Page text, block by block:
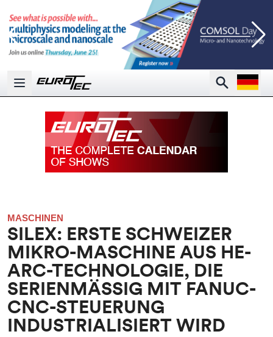
Open main menu
Search
Open
MASCHINEN
SILEX: ERSTE SCHWEIZER
MIKRO-MASCHINE AUS HE-
ARC-TECHNOLOGIE, DIE
SERIENMÄSSIG MIT FANUC-
CNC-STEUERUNG
INDUSTRIALISIERT WIRD